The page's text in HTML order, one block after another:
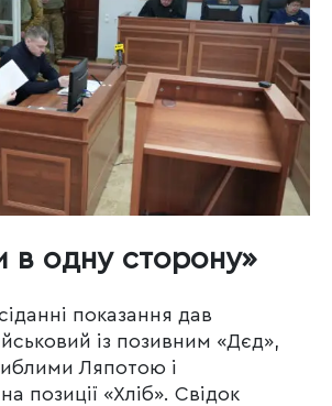
в одну сторону»
показання дав
із позивним «Дєд»,
Ляпотою і
позиції «Хліб». Свідок